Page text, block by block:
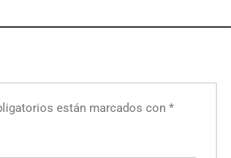
están marcados con *